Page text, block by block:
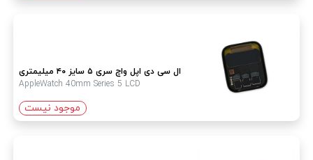
ال سی دی اپل واچ سری ۵ سایز ۴۰ میلیمتری
AppleWatch 40mm Series 5 LCD
موجود نیست